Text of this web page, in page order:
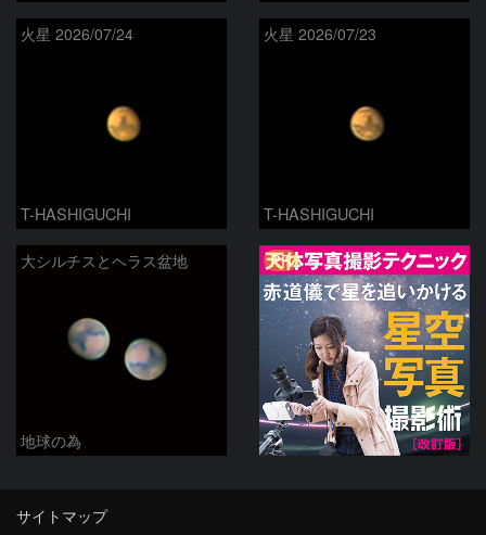
火星 2026/07/24
T-HASHIGUCHI
火星 2026/07/23
T-HASHIGUCHI
大シルチスとヘラス盆地
地球の為
PR
サイトマップ